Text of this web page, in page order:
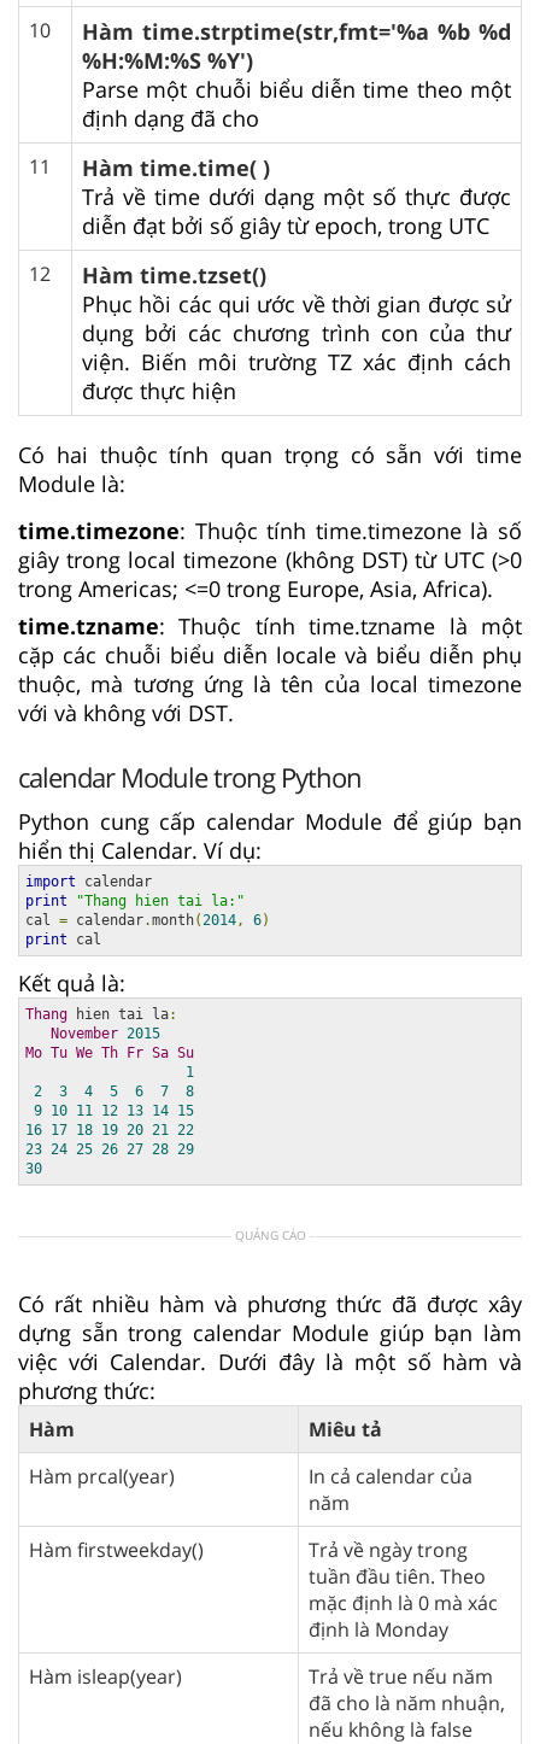
10
Hàm time.strptime(str,fmt='%a %b %d
%H:%M:%S %Y')
Parse một chuỗi biểu diễn time theo một
định dạng đã cho
11
Hàm time.time( )
Trả về time dưới dạng một số thực được
diễn đạt bởi số giây từ epoch, trong UTC
12
Hàm time.tzset()
Phục hồi các qui ước về thời gian được sử
dụng bởi các chương trình con của thư
viện. Biến môi trường TZ xác định cách
được thực hiện
Có hai thuộc tính quan trọng có sẵn với time
Module là:
time.timezone: Thuộc tính time.timezone là số
giây trong local timezone (không DST) từ UTC (>0
trong Americas; <=0 trong Europe, Asia, Africa).
time.tzname: Thuộc tính time.tzname là một
cặp các chuỗi biểu diễn locale và biểu diễn phụ
thuộc, mà tương ứng là tên của local timezone
với và không với DST.
calendar Module trong Python
Python cung cấp calendar Module để giúp bạn
hiển thị Calendar. Ví dụ:
import
print
"Thang hien tai la:"
cal = calendar.month( 2014 , 6)
print cal
Kết quả là:
Thang hien tai la:
November 2015
Mo Tu We Th Fr Sa Su
1
2
3 4 5 6 7
8
9 10 11 12 13 14 15
16 17 18 19 20 21
22
23 24 25 26 27 28 29
30
QUẢNG CÁO
Có rất nhiều hàm và phương thức đã được xây
dựng sẵn trong calendar Module giúp bạn làm
việc với Calendar. Dưới đây là một số hàm và
phương thức:
Hàm
Miêu tả
Hàm prcal(year)
In cả calendar của
năm
Hàm firstweekday()
Trả về ngày trong
tuần đầu tiên. Theo
mặc định là 0 mà xác
định là Monday
Hàm isleap(year)
Trả về true nếu năm
đã cho là năm nhuận,
nếu không là false